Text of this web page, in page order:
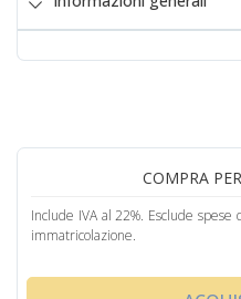
COMPRA PER
Include IVA al 22%. Esclude
immatricolazione.